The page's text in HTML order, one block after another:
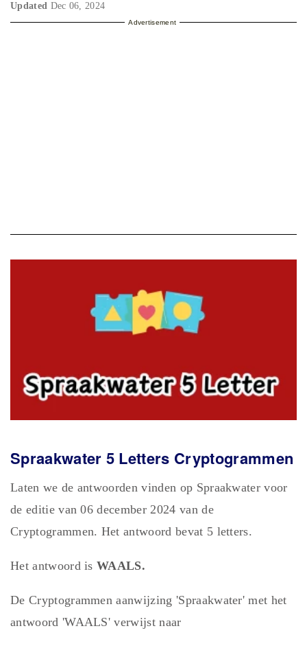
Updated Dec 06, 2024
Advertisement
Spraakwater 5 Letters Cryptogrammen
Laten we de antwoorden vinden op Spraakwater voor
de editie van 06 december 2024 van de
Cryptogrammen. Het antwoord bevat 5 letters.
Het antwoord isWAALS.
De Cryptogrammen aanwijzing 'Spraakwater' met het
antwoord 'WAALS' verwijst naar